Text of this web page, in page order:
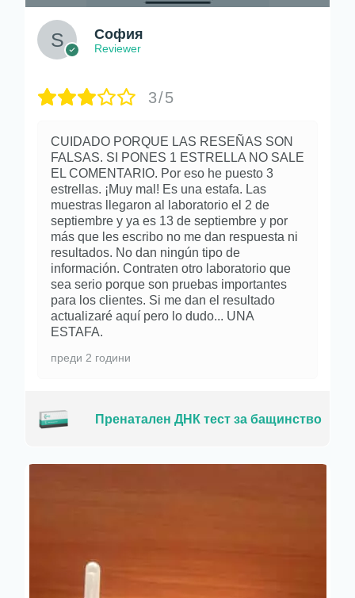
София
Reviewer
3/5
CUIDADO PORQUE LAS RESEÑAS SON
FALSAS. SI PONES 1 ESTRELLA NO SALE
EL COMENTARIO. Por eso he puesto 3
estrellas. ¡Muy mal! Es una estafa. Las
muestras llegaron al laboratorio el 2 de
septiembre y ya es 13 de septiembre y por
más que les escribo no me dan respuesta ni
resultados. No dan ningún tipo de
información. Contraten otro laboratorio que
sea serio porque son pruebas importantes
para los clientes. Si me dan el resultado
actualizaré aquí pero lo dudo... UNA
ESTAFA.
преди 2 години
Пренатален ДНК тест за бащинство